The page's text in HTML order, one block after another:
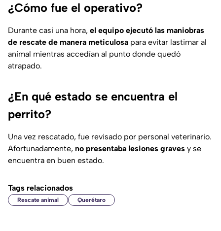
¿Cómo fue el operativo?
Durante casi una hora, el equipo ejecutó las maniobras
de rescate de manera meticulosa para evitar lastimar al
animal mientras accedían al punto donde quedó
atrapado.
¿En qué estado se encuentra el
perrito?
Una vez rescatado, fue revisado por personal veterinario.
Afortunadamente, no presentaba lesiones graves y se
encuentra en buen estado.
Tags relacionados
Rescate animal Querétaro